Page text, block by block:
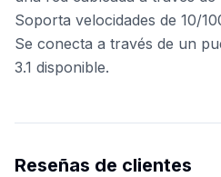
Soporta velocidades de 10/
Se conecta a través de un
3.1 disponible.
Reseñas de clientes